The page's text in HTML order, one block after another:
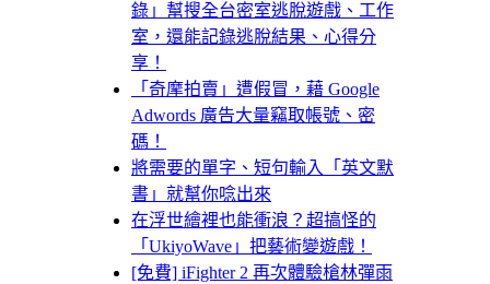
錄」幫搜全台密室逃脫遊戲、工作
室，還能記錄逃脫結果、心得分
享！
「奇摩拍賣」遭假冒，藉 Google
Adwords 廣告大量竊取帳號、密
碼！
將需要的單字、短句輸入「英文默
書」就幫你唸出來
在浮世繪裡也能衝浪？超搞怪的
「UkiyoWave」把藝術變遊戲！
[免費] iFighter 2 再次體驗槍林彈雨